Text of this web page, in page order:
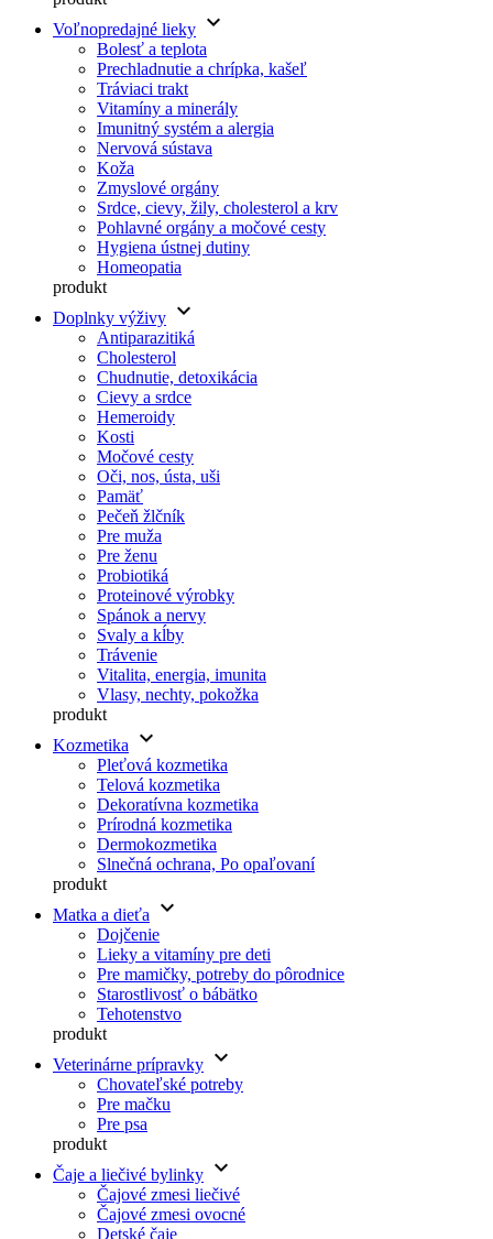
Voľnopredajné lieky keyboard_arrow_down
Bolesť a teplota
Prechladnutie a chrípka, kašeľ
Tráviaci trakt
Vitamíny a minerály
Imunitný systém a alergia
Nervová sústava
Koža
Zmyslové orgány
Srdce, cievy, žily, cholesterol a krv
Pohlavné orgány a močové cesty
Hygiena ústnej dutiny
Homeopatia
produkt
Doplnky výživy keyboard_arrow_down
Antiparazitiká
Cholesterol
Chudnutie, detoxikácia
Cievy a srdce
Hemeroidy
Kosti
Močové cesty
Oči, nos, ústa, uši
Pamäť
Pečeň žlčník
Pre muža
Pre ženu
Probiotiká
Proteinové výrobky
Spánok a nervy
Svaly a kĺby
Trávenie
Vitalita, energia, imunita
Vlasy, nechty, pokožka
produkt
Kozmetika
keyboard_arrow_down
Pleťová kozmetika
Telová kozmetika
Dekoratívna kozmetika
Prírodná kozmetika
Dermokozmetika
Slnečná ochrana, Po opaľovaní
produkt
Matka a dieťa
keyboard_arrow_down
Dojčenie
Lieky a vitamíny pre deti
Pre mamičky, potreby do pôrodnice
Starostlivosť o bábätko
Tehotenstvo
produkt
Veterinárne prípravky keyboard_arrow_down
Chovateľské potreby
Pre mačku
Pre psa
produkt
Čaje a liečivé bylinky keyboard_arrow_down
Čajové zmesi liečivé
Čajové zmesi ovocné
Detské čaje